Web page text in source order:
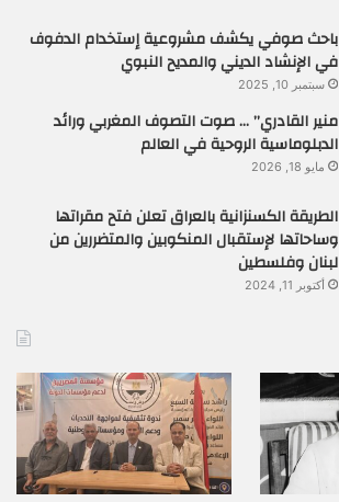
باحث صوفي يكشف مشروعية إستخدام الدفوف
في الإنشاد الديني والمديح النبوي
سبتمبر 10, 2025
منير القادري” … صوت التصوف المغربي ورائد
الدبلوماسية الروحية في العالم
مايو 18, 2026
الطريقة الكسنزانية بالعراق تعلن فتح مقراتها
وساحاتها لإستقبال المنكوبين والمتضررين من
لبنان وفلسطين
أكتوبر 11, 2024